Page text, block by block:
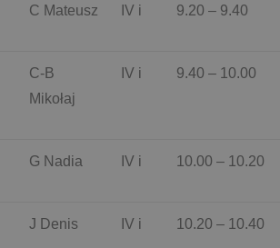
C Mateusz IV i 9.20 – 9.40
C-B
Mikołaj
IV i 9.40 – 10.00
G Nadia IV i 10.00 – 10.20
J Denis IV i 10.20 – 10.40